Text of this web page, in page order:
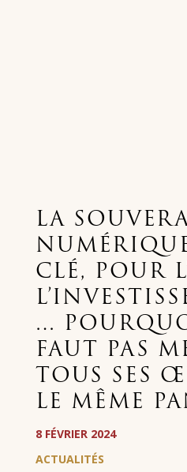
LA
CLÉ, POUR
…
FAUT PAS
TOUS SES
LE MÊME
8 FÉVRIER 2024
ACTUALITÉS